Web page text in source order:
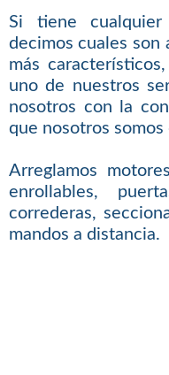
Si tiene
decimos cuales son
más
uno de nuestros
nosotros con la
que nosotros
Arreglamos
enrollables,
correderas,
mandos a distancia.